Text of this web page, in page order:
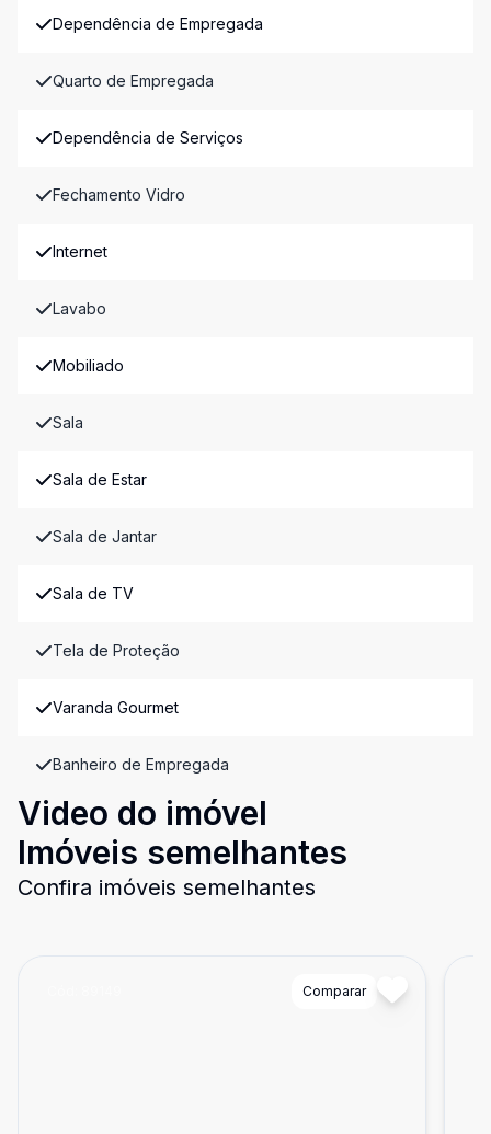
Dependência de Empregada
Quarto de Empregada
Dependência de Serviços
Fechamento Vidro
Internet
Lavabo
Mobiliado
Sala
Sala de Estar
Sala de Jantar
Sala de TV
Tela de Proteção
Varanda Gourmet
Banheiro de Empregada
Video do imóvel
Imóveis semelhantes
Confira imóveis semelhantes
Comparar